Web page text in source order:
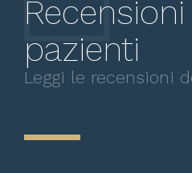
pazienti
Leggi le recensioni